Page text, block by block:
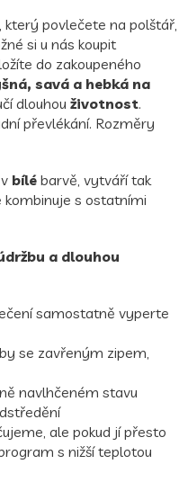
, který povlečete na polštář,
si u nás koupit
do zakoupeného
savá a hebká na
dlouhou životnost.
převlékání. Rozměry
bílé barvě, vytváří tak
s ostatními
a dlouhou
samostatně vyperte
se zavřeným zipem,
navlhčeném stavu
ale pokud jí přesto
s nižší teplotou